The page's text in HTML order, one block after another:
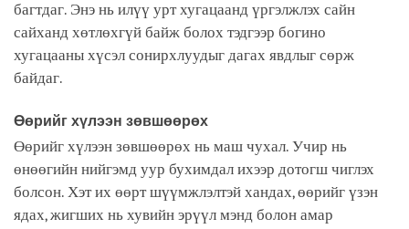
багтдаг. Энэ нь илүү урт хугацаанд үргэлжлэх сайн
сайханд хөтлөхгүй байж болох тэдгээр богино
хугацааны хүсэл сонирхлуудыг дагах явдлыг сөрж
байдаг.
Өөрийг хүлээн зөвшөөрөх
Өөрийг хүлээн зөвшөөрөх нь маш чухал. Учир нь
өнөөгийн нийгэмд уур бухимдал ихээр дотогш чиглэх
болсон. Хэт их өөрт шүүмжлэлтэй хандах, өөрийг үзэн
ядах, жигших нь хувийн эрүүл мэнд болон амар